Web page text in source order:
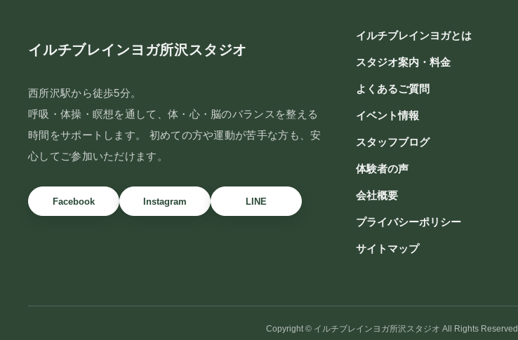
イルチブレインヨガ所沢スタジオ
西所沢駅から徒歩5分。
呼吸・体操・瞑想を通して、体・心・脳のバランスを整える
時間をサポートします。 初めての方や運動が苦手な方も、安
心してご参加いただけます。
Facebook Instagram LINE
イルチブレインヨガとは
スタジオ案内・料金
よくあるご質問
イベント情報
スタッフブログ
体験者の声
会社概要
プライバシーポリシー
サイトマップ
Copyright © イルチブレインヨガ所沢スタジオ All Rights Reserved.